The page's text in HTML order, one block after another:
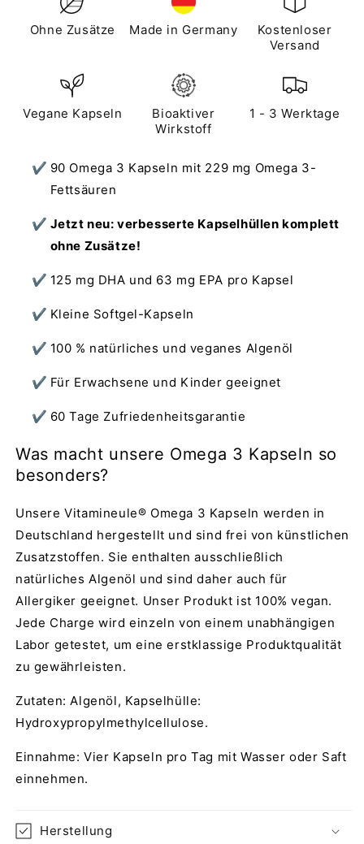
Ohne Zusätze Made in Germany
Kostenloser
Versand
Vegane Kapseln
Bioaktiver
Wirkstoff
1 - 3 Werktage
90 Omega 3 Kapseln mit 229 mg Omega 3-
Fettsäuren
Jetzt neu: verbesserte Kapselhüllen komplett
ohne Zusätze!
125 mg DHA und 63 mg EPA pro Kapsel
Kleine Softgel-Kapseln
100 % natürliches und veganes Algenöl
Für Erwachsene und Kinder geeignet
60 Tage Zufriedenheitsgarantie
Was macht unsere Omega 3 Kapseln so
besonders?
Unsere Vitamineule® Omega 3 Kapseln werden in
Deutschland hergestellt und sind frei von künstlichen
Zusatzstoffen. Sie enthalten ausschließlich
natürliches Algenöl und sind daher auch für
Allergiker geeignet. Unser Produkt ist 100% vegan.
Jede Charge wird einzeln von einem unabhängigen
Labor getestet, um eine erstklassige Produktqualität
zu gewährleisten.
Zutaten: Algenöl, Kapselhülle:
Hydroxypropylmethylcellulose.
Einnahme: Vier Kapseln pro Tag mit Wasser oder Saft
einnehmen.
Herstellung